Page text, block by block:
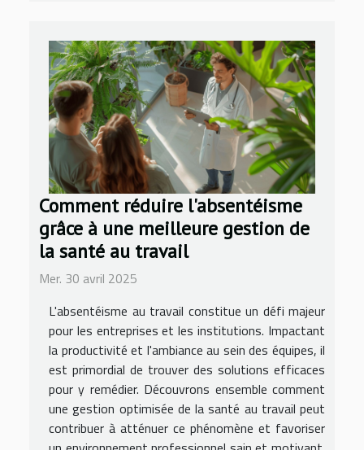
Comment réduire l'absentéisme
grâce à une meilleure gestion de
la santé au travail
Mer. 30 avril 2025
L'absentéisme au travail constitue un défi majeur
pour les entreprises et les institutions. Impactant
la productivité et l'ambiance au sein des équipes, il
est primordial de trouver des solutions efficaces
pour y remédier. Découvrons ensemble comment
une gestion optimisée de la santé au travail peut
contribuer à atténuer ce phénomène et favoriser